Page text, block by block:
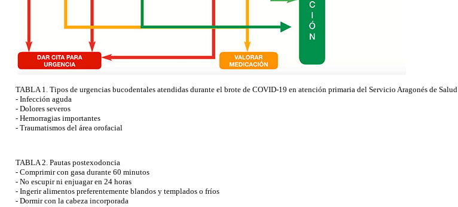
TABLA 1. Tipos de urgencias bucodentales atendidas durante el brote de COVID-19 en atención primaria del Servicio Aragonés de Salud
- Infección aguda
- Dolores severos
- Hemorragias importantes
- Traumatismos del área orofacial
TABLA 2. Pautas postexodoncia
- Comprimir con gasa durante 60 minutos
- No escupir ni enjuagar en 24 horas
- Ingerir alimentos preferentemente blandos y templados o fríos
- Dormir con la cabeza incorporada